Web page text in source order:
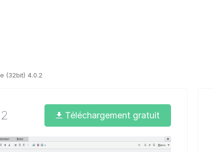
(32bit) 4.0.2
Téléchargement gratuit